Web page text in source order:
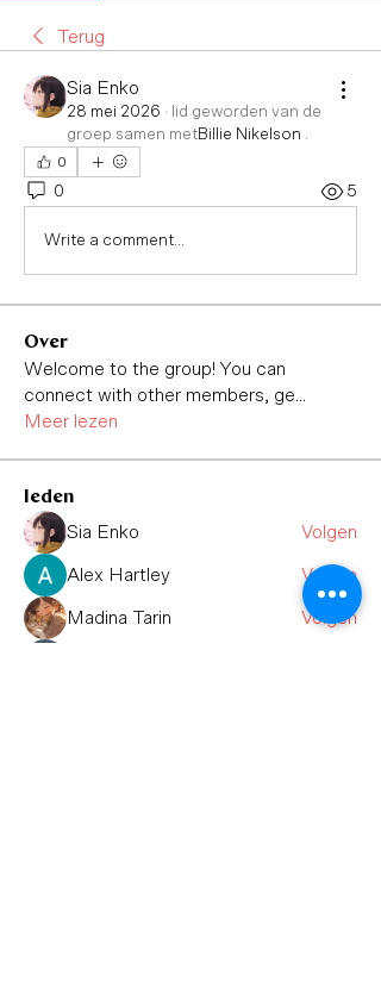
Terug
Sia Enko
28 mei 2026 · lid geworden van de
groep samen metBillie Nikelson .
0
0 5
Write a comment...
Over
Welcome to the group! You can
connect with other members, ge...
Meer lezen
leden
Sia Enko
Volgen
Alex Hartley Volgen
Madina Tarin Volgen